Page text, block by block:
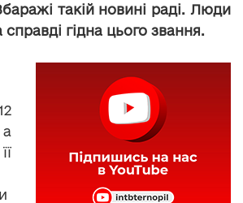
такій новині раді. Люди
гідна цього звання.